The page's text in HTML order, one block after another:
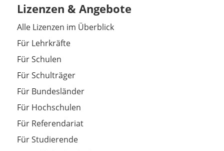
Lizenzen & Angebote
Alle Lizenzen im Überblick
Für Lehrkräfte
Für Schulen
Für Schulträger
Für Bundesländer
Für Hochschulen
Für Referendariat
Für Studierende